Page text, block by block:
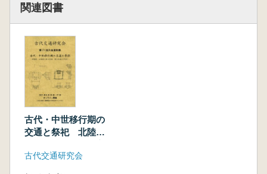
関連図書
古代・中世移行期の
交通と祭祀 北陸
通・陸上交通を中心
古代交通研究会